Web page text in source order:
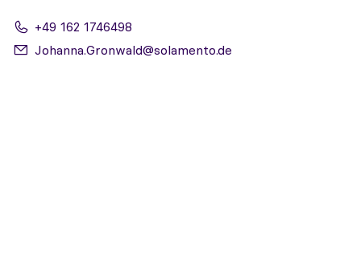
+49 162 1746498
Johanna.Gronwald@solamento.de